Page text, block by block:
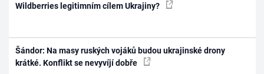
Wildberries legitimním cílem Ukrajiny?
Šándor: Na masy ruských vojáků budou ukrajinské drony
krátké. Konflikt se nevyvíjí dobře